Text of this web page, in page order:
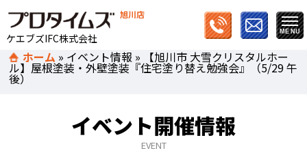
旭川店
ケエブズIFC株式会社
ホーム » イベント情報 » 【旭川市 大雪クリスタルホー
ル】屋根塗装・外壁塗装『住宅塗り替え勉強会』（5/29 午
後）
イベント開催情報
EVENT